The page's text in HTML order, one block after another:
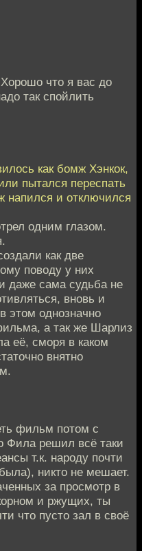
что я вас до
так спойлить
как бомж Хэнкок,
пытался переспать
напился и отключился
одним глазом.
как две
поводу у них
даже сама судьба не
вновь и
этом однозначно
а так же Шарлиз
её, сморя в каком
внятно
фильм потом с
Фила решил всё таки
т.к. народу почти
никто не мешает.
за просмотр в
и ржущих, ты
что пусто зал в своё